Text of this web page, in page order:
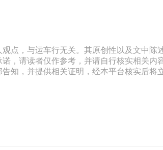
点，与运车行无关。其原创性以及文中陈
，请读者仅作参考，并请自行核实相关内
知，并提供相关证明，经本平台核实后将